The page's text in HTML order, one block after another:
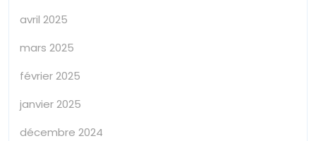
avril 2025
mars 2025
février 2025
janvier 2025
décembre 2024